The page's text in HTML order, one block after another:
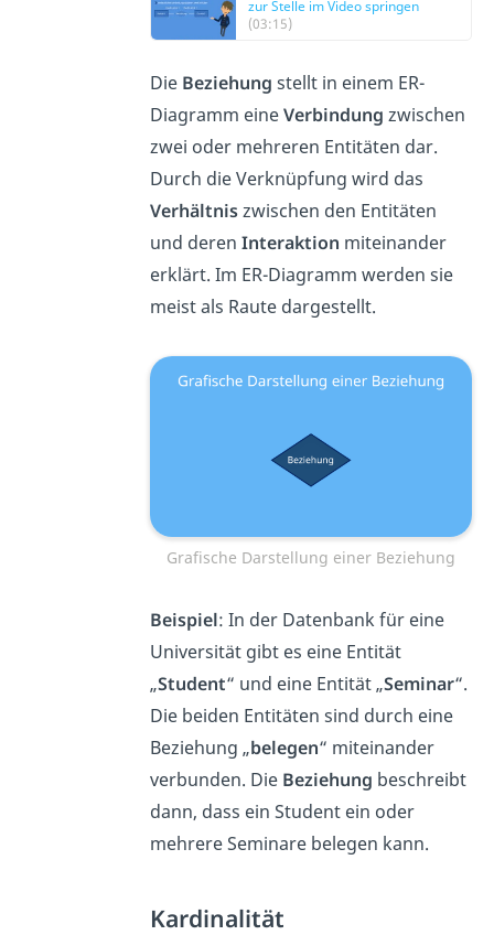
zur Stelle im Video springen
(03:15)
DieBeziehung stellt in einem ER-
Diagramm eineVerbindung zwischen
zwei oder mehreren Entitäten dar.
Durch die Verknüpfung wird das
Verhältniszwischen den Entitäten
und deren Interaktion miteinander
erklärt. Im ER-Diagramm werden sie
meist als Raute dargestellt.
Grafische Darstellung einer Beziehung
Beispiel: In der Datenbank für eine
Universität gibt es eine Entität
„Student“ und eine Entität „Seminar“.
Die beiden Entitäten sind durch eine
Beziehung „belegen“ miteinander
verbunden. Die Beziehung beschreibt
dann, dass ein Student ein oder
mehrere Seminare belegen kann.
Kardinalität